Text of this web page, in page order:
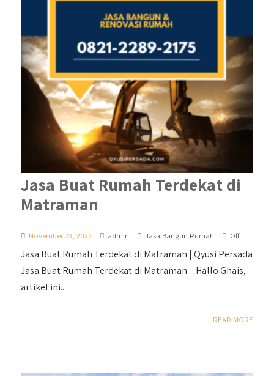
Jasa Buat Rumah Terdekat di
Matraman
November 23, 2022 admin Jasa Bangun Rumah Off
Jasa Buat Rumah Terdekat di Matraman | Qyusi Persada
Jasa Buat Rumah Terdekat di Matraman – Hallo Ghais,
artikel ini...
+ READ MORE